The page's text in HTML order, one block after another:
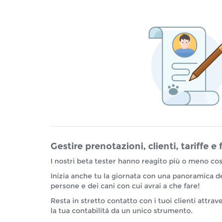
Gestire prenotazioni, clienti, tariffe e
I nostri beta tester hanno reagito più o meno
Inizia anche tu la giornata con una panoramica
persone e dei cani con cui avrai a che fare!
Resta in stretto contatto con i tuoi clienti
la tua contabilità da un unico strumento.